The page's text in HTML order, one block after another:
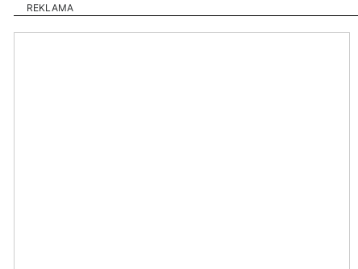
REKLAMA